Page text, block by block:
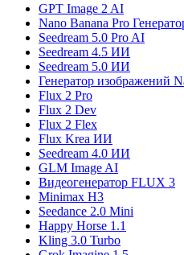
GPT Image 2 AI
Nano Banana Pro
Seedream 5.0 Pro AI
Seedream 4.5 ИИ
Seedream 5.0 ИИ
Генератор изображений
Flux 2 Pro
Flux 2 Dev
Flux 2 Flex
Flux Krea ИИ
Seedream 4.0 ИИ
GLM Image AI
Видеогенератор FLUX 3
Minimax H3
Seedance 2.0 Mini
Happy Horse 1.1
Kling 3.0 Turbo